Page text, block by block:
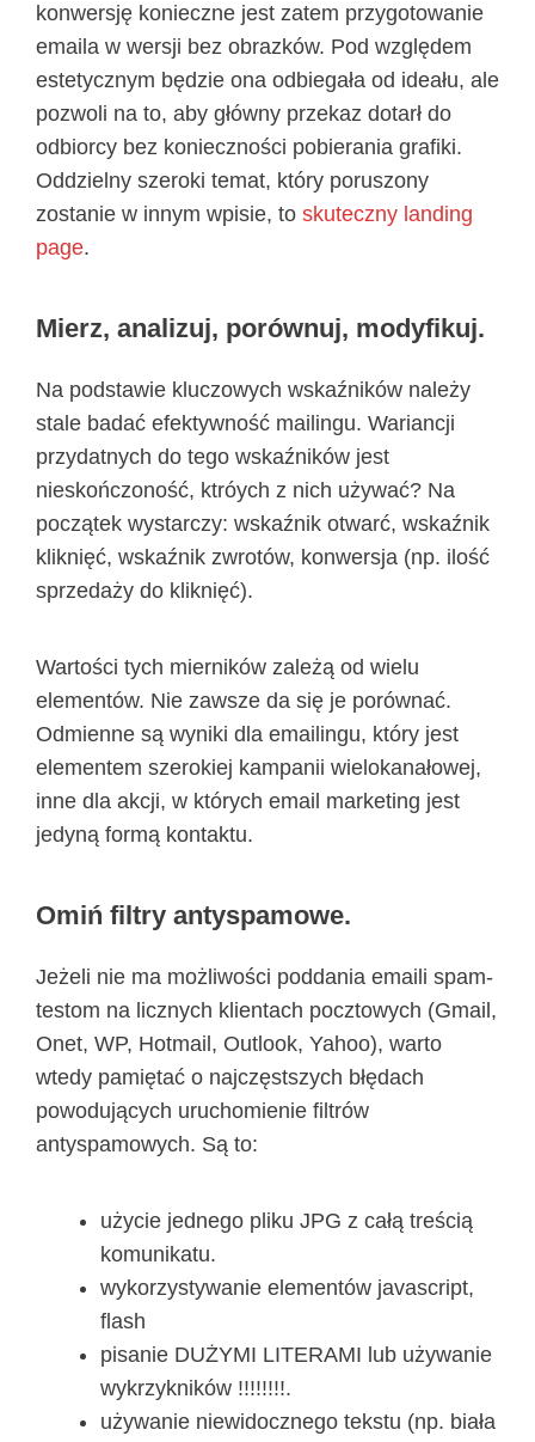
konwersję konieczne jest zatem przygotowanie
emaila w wersji bez obrazków. Pod względem
estetycznym będzie ona odbiegała od ideału, ale
pozwoli na to, aby główny przekaz dotarł do
odbiorcy bez konieczności pobierania grafiki.
Oddzielny szeroki temat, który poruszony
zostanie w innym wpisie, to skuteczny landing
page.
Mierz, analizuj, porównuj, modyfikuj.
Na podstawie kluczowych wskaźników należy
stale badać efektywność mailingu. Wariancji
przydatnych do tego wskaźników jest
nieskończoność, ktróych z nich używać? Na
początek wystarczy: wskaźnik otwarć, wskaźnik
kliknięć, wskaźnik zwrotów, konwersja (np. ilość
sprzedaży do kliknięć).
Wartości tych mierników zależą od wielu
elementów. Nie zawsze da się je porównać.
Odmienne są wyniki dla emailingu, który jest
elementem szerokiej kampanii wielokanałowej,
inne dla akcji, w których email marketing jest
jedyną formą kontaktu.
Omiń filtry antyspamowe.
Jeżeli nie ma możliwości poddania emaili spam-
testom na licznych klientach pocztowych (Gmail,
Onet, WP, Hotmail, Outlook, Yahoo), warto
wtedy pamiętać o najczęstszych błędach
powodujących uruchomienie filtrów
antyspamowych. Są to:
użycie jednego pliku JPG z całą treścią
komunikatu.
wykorzystywanie elementów javascript,
flash
pisanie DUŻYMI LITERAMI lub używanie
wykrzykników !!!!!!!!.
używanie niewidocznego tekstu (np. biała